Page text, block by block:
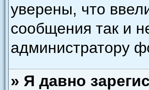
уверены, что
сообщения так и
администратору
» Я давно